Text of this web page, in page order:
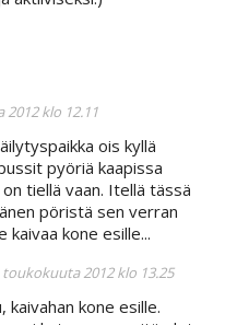
2012 klo 12.11
ois kyllä
pyöriä kaapissa
tiellä vaan. Itellä tässä
pöristä sen verran
kone esille...
toukokuuta 2012 klo 13.25
kaivahan kone esille.